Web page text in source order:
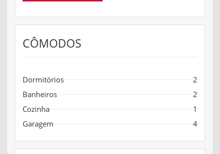
CÔMODOS
Dormitórios
2
Banheiros
2
Cozinha
1
Garagem
4